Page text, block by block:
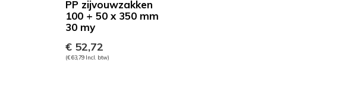
PP zijvouwzakken
100 + 50 x 350 mm
30 my
€ 52,72
(€ 63,79 Incl. btw)